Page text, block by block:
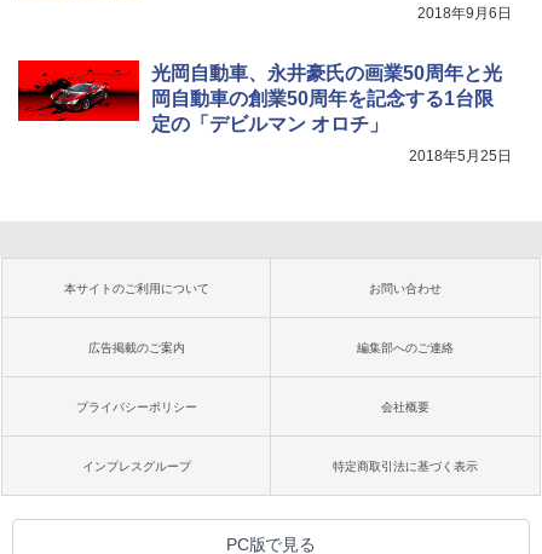
2018年9月6日
光岡自動車、永井豪氏の画業50周年と光
岡自動車の創業50周年を記念する1台限
定の「デビルマン オロチ」
2018年5月25日
本サイトのご利用について お問い合わせ
広告掲載のご案内 編集部へのご連絡
プライバシーポリシー 会社概要
インプレスグループ 特定商取引法に基づく表示
PC版で見る